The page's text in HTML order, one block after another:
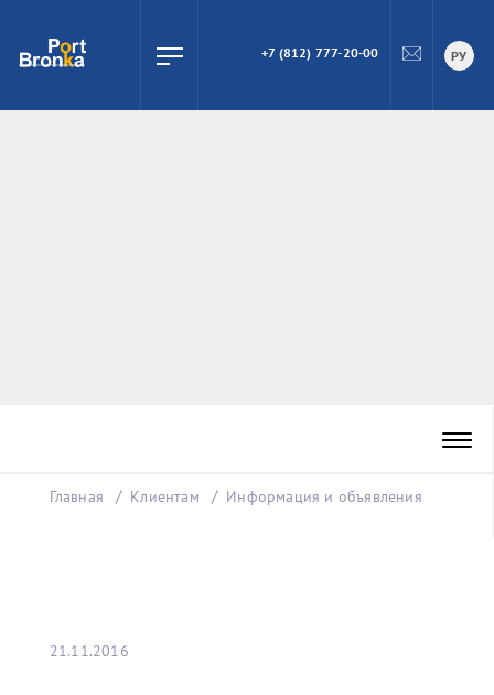
ПОИСК
+7 (812) 777-20-00 РУ
Главная Клиентам Информация и объявления
21.11.2016